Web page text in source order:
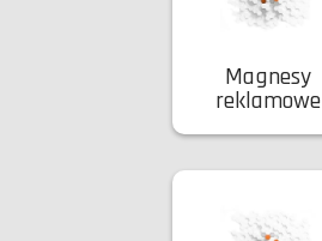
Magnesy
reklamowe